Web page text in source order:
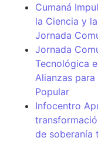
Cumaná
la Ciencia y
Jornada
Jornada
Tecnológica
Alianzas
Popular
Infocentro
de soberanía